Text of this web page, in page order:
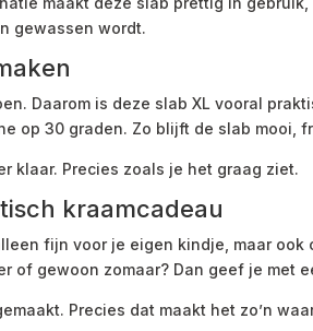
gewassen wordt.
Daarom is deze slab XL vooral
op 30 graden. Zo blijft de slab mooi,
klaar. Precies zoals je het graag ziet.
kraamcadeau
fijn voor je eigen kindje, maar
of gewoon zomaar? Dan geef je met
Precies dat maakt het zo’n